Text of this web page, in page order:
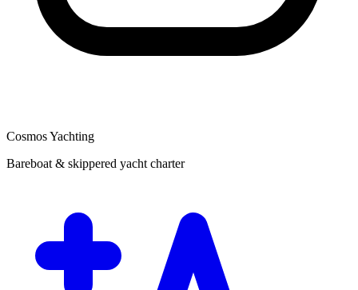
Cosmos Yachting
Bareboat & skippered yacht charter